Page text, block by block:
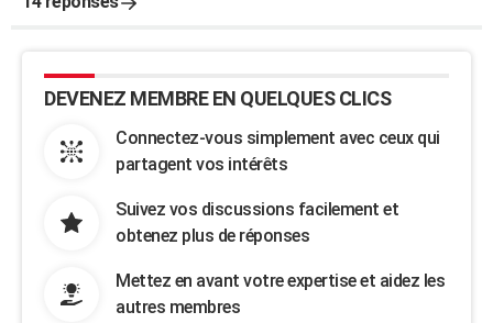
DEVENEZ MEMBRE EN QUELQUES CLICS
Connectez-vous simplement avec ceux qui
partagent vos intérêts
Suivez vos discussions facilement et
obtenez plus de réponses
Mettez en avant votre expertise et aidez les
autres membres